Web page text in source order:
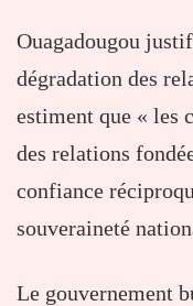
Ouagadougou
dégradation des
estiment que « les
des relations
confiance
souveraineté
Le gouvernement